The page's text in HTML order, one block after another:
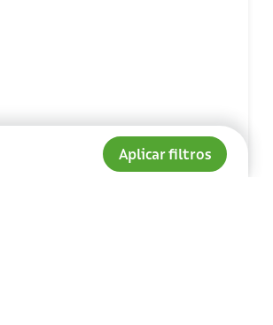
Aplicar filtros